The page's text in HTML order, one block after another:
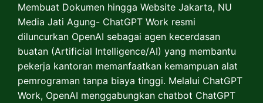
Membuat Dokumen hingga Website Jakarta, NU
Media Jati Agung- ChatGPT Work resmi
diluncurkan OpenAI sebagai agen kecerdasan
buatan (Artificial Intelligence/AI) yang membantu
pekerja kantoran memanfaatkan kemampuan alat
pemrograman tanpa biaya tinggi. Melalui ChatGPT
Work, OpenAI menggabungkan chatbot ChatGPT